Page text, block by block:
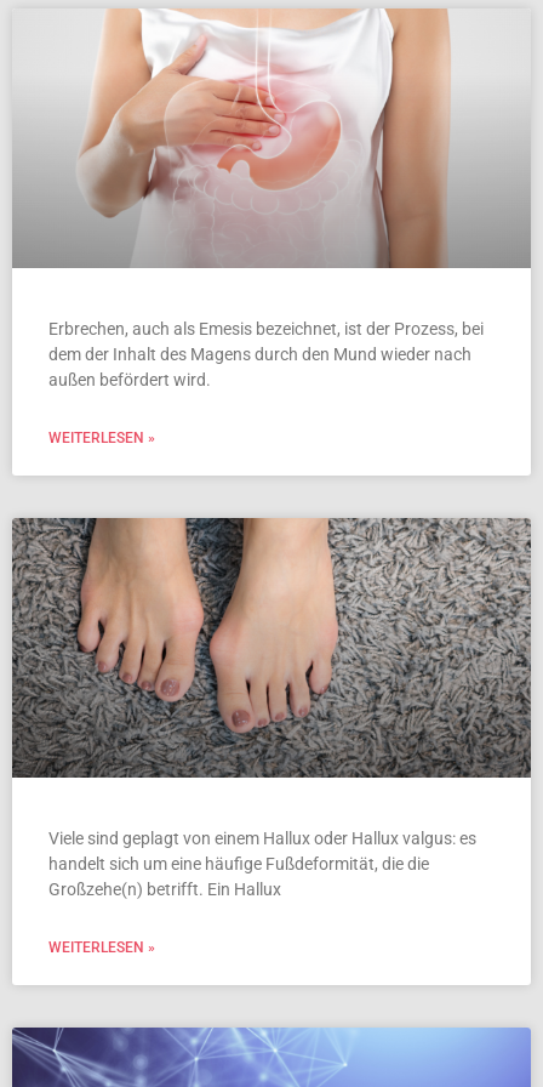
Erbrechen, auch als Emesis bezeichnet, ist der Prozess, bei
dem der Inhalt des Magens durch den Mund wieder nach
außen befördert wird.
WEITERLESEN »
Viele sind geplagt von einem Hallux oder Hallux valgus: es
handelt sich um eine häufige Fußdeformität, die die
Großzehe(n) betrifft. Ein Hallux
WEITERLESEN »